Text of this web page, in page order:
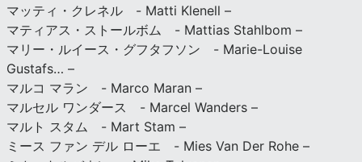
マッティ・クレネル - Matti Klenell –
マティアス・ストールボム - Mattias Stahlbom –
マリー・ルイース・グフタフソン - Marie-Louise
Gustafs… –
マルコ マラン - Marco Maran –
マルセル ワンダース - Marcel Wanders –
マルト スタム - Mart Stam –
ミース ファン デル ローエ - Mies Van Der Rohe –